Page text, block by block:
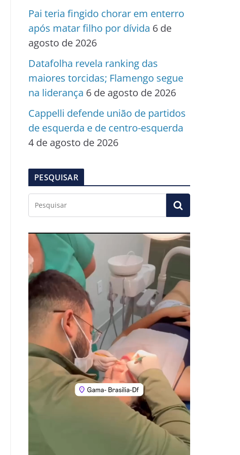
Pai teria fingido chorar em enterro
após matar filho por dívida 6 de
agosto de 2026
Datafolha revela ranking das
maiores torcidas; Flamengo segue
na liderança 6 de agosto de 2026
Cappelli defende união de partidos
de esquerda e de centro-esquerda
4 de agosto de 2026
PESQUISAR